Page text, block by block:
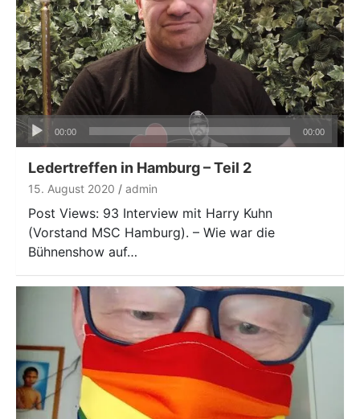
Audio-
Player
00:00 00:00
Ledertreffen in Hamburg – Teil 2
15. August 2020 admin
Post Views: 93 Interview mit Harry Kuhn
(Vorstand MSC Hamburg). – Wie war die
Bühnenshow auf…